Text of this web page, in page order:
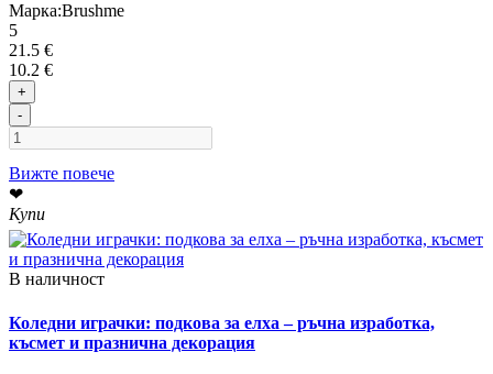
Марка:Brushme
5
21.5 €
10.2 €
+
-
Вижте повече
❤
Купи
В наличност
Коледни играчки: подкова за елха – ръчна изработка,
късмет и празнична декорация